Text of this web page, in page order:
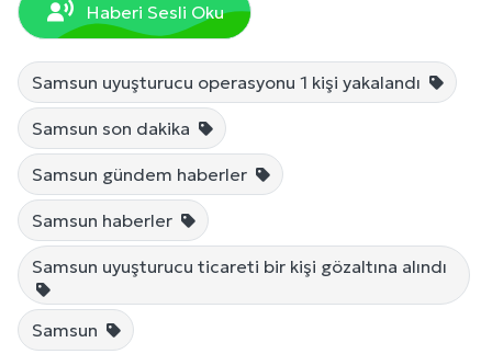
Haberi Sesli Oku
Samsun uyuşturucu operasyonu 1 kişi yakalandı
Samsun son dakika
Samsun gündem haberler
Samsun haberler
Samsun uyuşturucu ticareti bir kişi gözaltına alındı
Samsun